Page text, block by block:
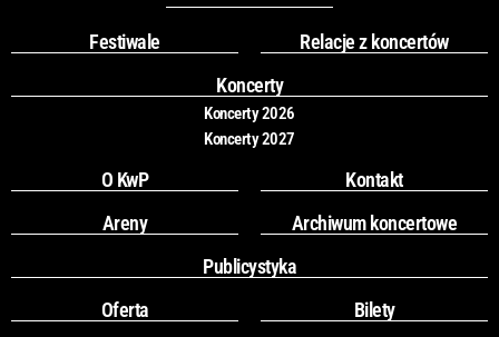
b
o
k
a
r
a
m
Festiwale
Relacje z koncertów
Koncerty
Koncerty 2026
Koncerty 2027
O KwP
Kontakt
Areny
Archiwum koncertowe
Publicystyka
Oferta
Bilety